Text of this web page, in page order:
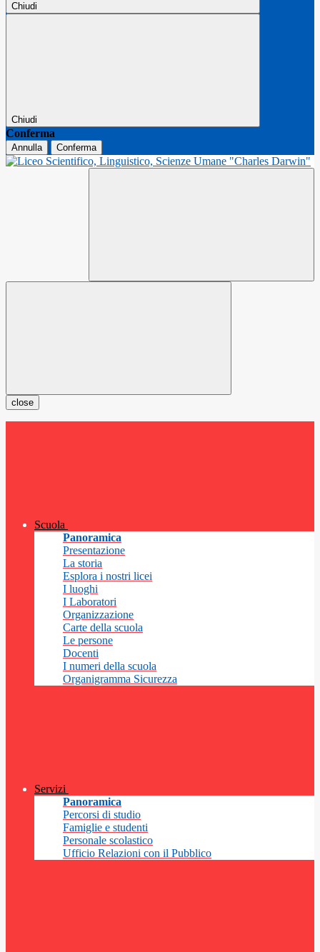
Chiudi
Chiudi
Conferma
Annulla Conferma
close
Scuola
Panoramica
Presentazione
La storia
Esplora i nostri licei
I luoghi
I Laboratori
Organizzazione
Carte della scuola
Le persone
Docenti
I numeri della scuola
Organigramma Sicurezza
Servizi
Panoramica
Percorsi di studio
Famiglie e studenti
Personale scolastico
Ufficio Relazioni con il Pubblico